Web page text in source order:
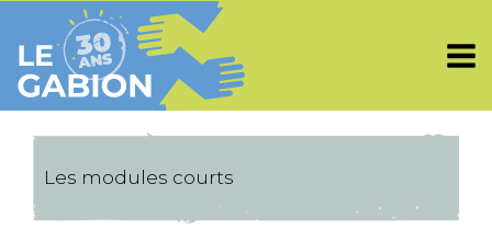
au
contenu
Les modules courts